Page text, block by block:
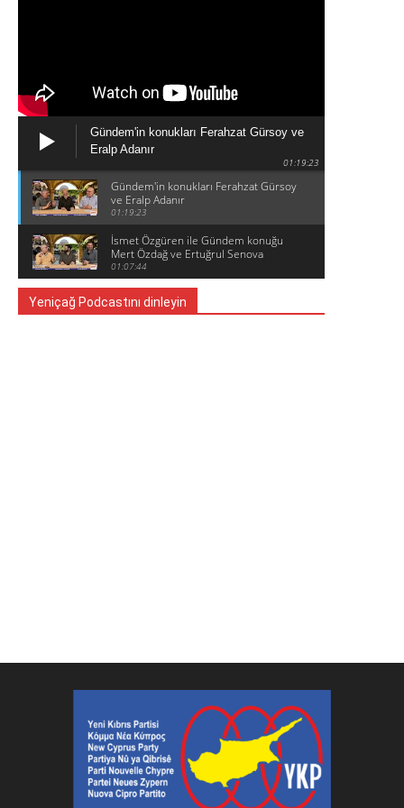
Gündem'in konukları Ferahzat Gürsoy ve
Eralp Adanır
01:19:23
Gündem'in konukları Ferahzat Gürsoy
ve Eralp Adanır
01:19:23
İsmet Özgüren ile Gündem konuğu
Mert Özdağ ve Ertuğrul Senova
01:07:44
Yeniçağ Podcastını dinleyin